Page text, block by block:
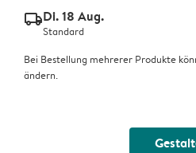
delivery_standard_v2Di. 18 Aug.
Standard
Bei Bestellung mehrerer Produkte
ändern.